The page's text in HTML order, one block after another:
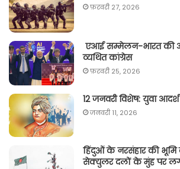
फ़रवरी 27, 2026
एआई सम्मेलन-भारत की
व्यथित कांग्रेस
फ़रवरी 25, 2026
12 जनवरी विशेष: युवा
जनवरी 11, 2026
हिंदुओं के नरसंहार की भूमि
सेक्युलर दलों के मुंह पर